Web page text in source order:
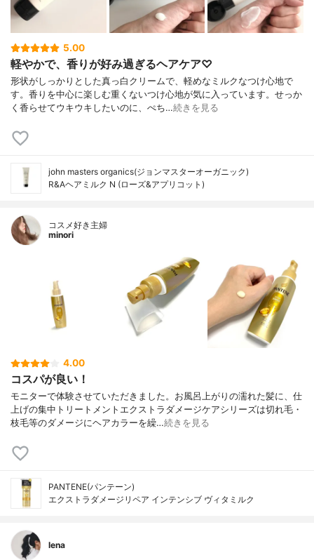
5.00
軽やかで、香りが好み過ぎるヘアケア♡
形状がしっかりとした真っ白クリームで、軽めなミルクなつけ心地で
す。香りを中心に楽しむ重くないつけ心地が気に入っています。せっか
く香らせてウキウキしたいのに、ぺち…続きを見る
john masters organics(ジョンマスターオーガニック)
R&Aヘアミルク N (ローズ&アプリコット)
コスメ好き主婦
minori
4.00
コスパが良い！
モニターで体験させていただきました。お風呂上がりの濡れた髪に、仕
上げの集中トリートメントエクストラダメージケアシリーズは切れ毛・
枝毛等のダメージにヘアカラーを繰…続きを見る
PANTENE(パンテーン)
エクストラダメージリペア インテンシブ ヴィタミルク
lena